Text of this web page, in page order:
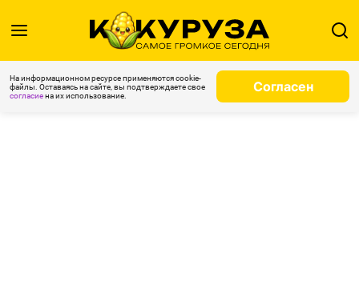
На информационном ресурсе применяются cookie-
файлы. Оставаясь на сайте, вы подтверждаете свое
согласиена их использование.
Согласен